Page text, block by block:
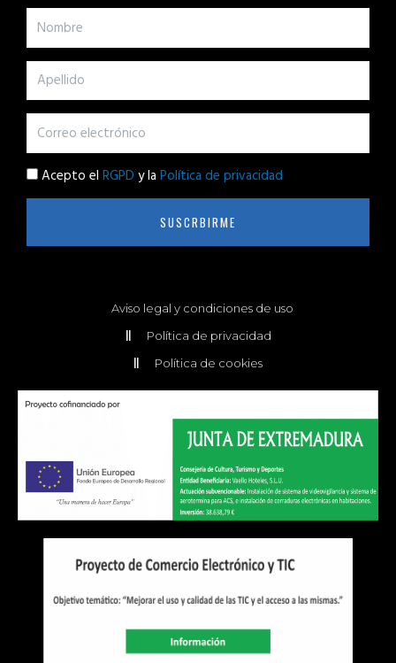
Acepto el RGPD y la Política de privacidad
SUSCRBIRME
Aviso legal y condiciones de uso
Política de privacidad
Política de cookies